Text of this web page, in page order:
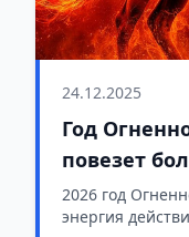
24.12.2025
Год
повезет
2026 год
энергия